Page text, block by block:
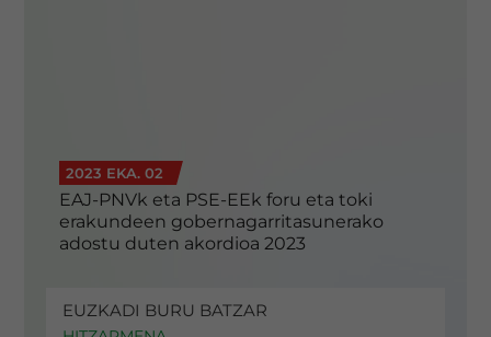
2023 EKA. 02
EAJ-PNVk eta PSE-EEk foru eta toki
erakundeen gobernagarritasunerako
adostu duten akordioa 2023
EUZKADI BURU BATZAR